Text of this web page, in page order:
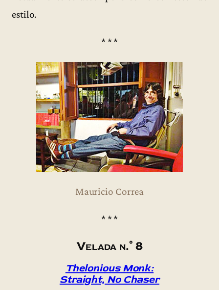
estilo.
* * *
Mauricio Correa
* * *
Velada n.° 8
Thelonious Monk:
Straight, No Chaser